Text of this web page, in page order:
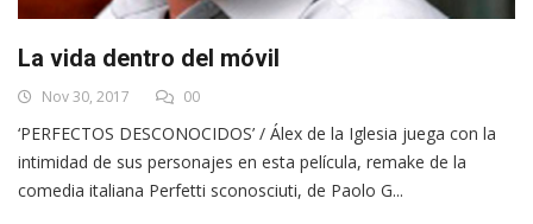
La vida dentro del móvil
Nov 30, 2017 00
‘PERFECTOS DESCONOCIDOS’ / Álex de la Iglesia juega con la
intimidad de sus personajes en esta película, remake de la
comedia italiana Perfetti sconosciuti, de Paolo G...